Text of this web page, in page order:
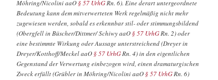
Möhring/Nicolini aaO § 57 UrhGRn. 6). Eine derart untergeordnete
Bedeutung kann dem mitverwerteten Werk regelmäßig nicht mehr
zugewiesen werden, sobald es erkennbar stil- oder stimmungsbildend
(Obergfell in Büscher/Dittmer/ Schiwy aaO § 57 UrhGRn. 2) oder
eine bestimmte Wirkung oder Aussage unterstreichend (Dreyer in
Dreyer/Kotthoff/Meckel aaO § 57 UrhGRn. 4) in den eigentlichen
Gegenstand der Verwertung einbezogen wird, einen dramaturgischen
Zweck erfüllt (Grübler in Möhring/Nicolini aaO § 57 UrhGRn. 6)